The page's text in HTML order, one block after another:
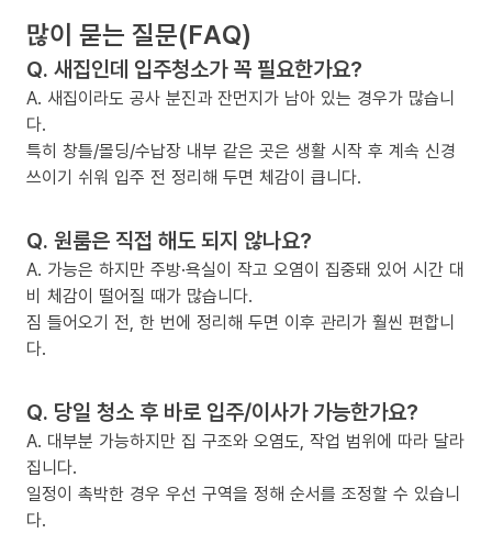
많이 묻는 질문(FAQ)
Q. 새집인데 입주청소가 꼭 필요한가요?
A. 새집이라도 공사 분진과 잔먼지가 남아 있는 경우가 많습니
다.
특히 창틀/몰딩/수납장 내부 같은 곳은 생활 시작 후 계속 신경
쓰이기 쉬워 입주 전 정리해 두면 체감이 큽니다.
Q. 원룸은 직접 해도 되지 않나요?
A. 가능은 하지만 주방·욕실이 작고 오염이 집중돼 있어 시간 대
비 체감이 떨어질 때가 많습니다.
짐 들어오기 전, 한 번에 정리해 두면 이후 관리가 훨씬 편합니
다.
Q. 당일 청소 후 바로 입주/이사가 가능한가요?
A. 대부분 가능하지만 집 구조와 오염도, 작업 범위에 따라 달라
집니다.
일정이 촉박한 경우 우선 구역을 정해 순서를 조정할 수 있습니
다.